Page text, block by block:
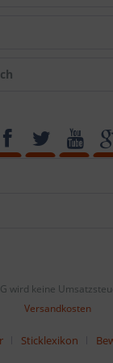
wird keine
Versandkosten
Sticklexikon